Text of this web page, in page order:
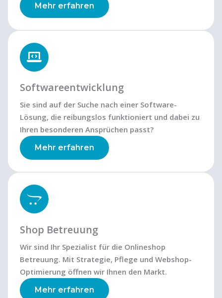
Mehr erfahren
Softwareentwicklung
Sie sind auf der Suche nach einer Software-
Lösung, die reibungslos funktioniert und dabei zu
Ihren besonderen Ansprüchen passt?
Mehr erfahren
Shop Betreuung
Wir sind Ihr Spezialist für die Onlineshop
Betreuung. Mit Strategie, Pflege und Webshop-
Optimierung öffnen wir Ihnen den Markt.
Mehr erfahren